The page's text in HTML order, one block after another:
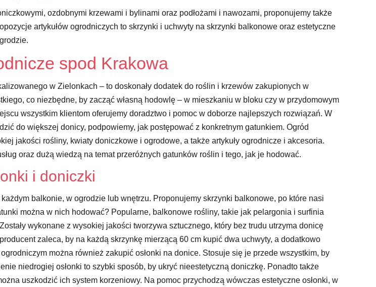
ozdobnymi krzewami i bylinami oraz podłożami i nawozami, proponujemy także
artykułów ogrodniczych to skrzynki i uchwyty na skrzynki balkonowe oraz estetyczne
spod Krakowa
w Zielonkach – to doskonały dodatek do roślin i krzewów zakupionych w
co niezbędne, by zacząć własną hodowlę – w mieszkaniu w bloku czy w przydomowym
wszystkim klientom oferujemy doradztwo i pomoc w doborze najlepszych rozwiązań. W
do większej donicy, podpowiemy, jak postępować z konkretnym gatunkiem. Ogród
jakości rośliny, kwiaty doniczkowe i ogrodowe, a także artykuły ogrodnicze i akcesoria.
oraz dużą wiedzą na temat przeróżnych gatunków roślin i tego, jak je hodować.
i doniczki
balkonie, w ogrodzie lub wnętrzu. Proponujemy skrzynki balkonowe, po które nasi
można w nich hodować? Popularne, balkonowe rośliny, takie jak pelargonia i surfinia
wykonane z wysokiej jakości tworzywa sztucznego, który bez trudu utrzyma donicę
zaleca, by na każdą skrzynkę mierzącą 60 cm kupić dwa uchwyty, a dodatkowo
można również zakupić osłonki na donice. Stosuje się je przede wszystkim, by
niedrogiej osłonki to szybki sposób, by ukryć nieestetyczną doniczkę. Ponadto także
uszkodzić ich system korzeniowy. Na pomoc przychodzą wówczas estetyczne osłonki, w